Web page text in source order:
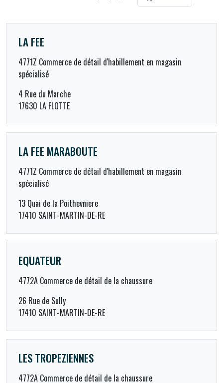
LA FEE
4771Z Commerce de détail d'habillement en magasin
spécialisé
4 Rue du Marche
17630 LA FLOTTE
LA FEE MARABOUTE
4771Z Commerce de détail d'habillement en magasin
spécialisé
13 Quai de la Poithevniere
17410 SAINT-MARTIN-DE-RE
EQUATEUR
4772A Commerce de détail de la chaussure
26 Rue de Sully
17410 SAINT-MARTIN-DE-RE
LES TROPEZIENNES
4772A Commerce de détail de la chaussure